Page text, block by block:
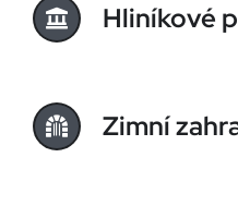
Hliníkové
Zimní